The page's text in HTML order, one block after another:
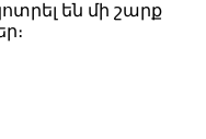
են մի շարք